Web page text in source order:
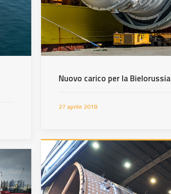
Nuovo carico per la Bielorussia
27 aprile 2018